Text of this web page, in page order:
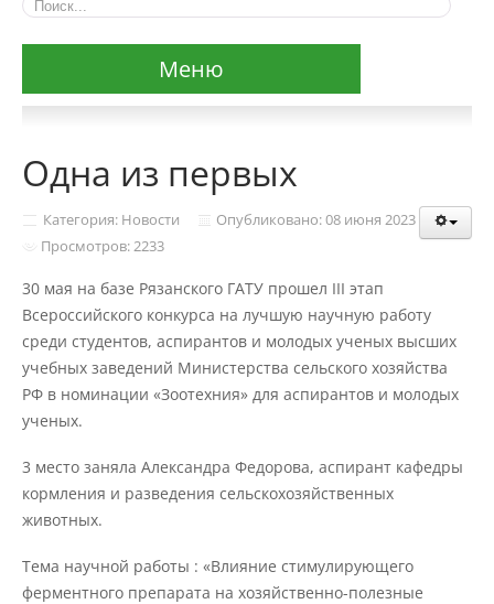
Меню
Основные сведения
Структура и органы управления
образовательной организацией
Документы
Образовательные стандарты и
требования
Образование
Руководство
Одна из первых
Категория: Новости
Опубликовано: 08 июня 2023
Просмотров: 2233
30 мая на базе Рязанского ГАТУ прошел III этап
Всероссийского конкурса на лучшую научную работу
среди студентов, аспирантов и молодых ученых высших
учебных заведений Министерства сельского хозяйства
РФ в номинации «Зоотехния» для аспирантов и молодых
ученых.
3 место заняла Александра Федорова, аспирант кафедры
кормления и разведения сельскохозяйственных
животных.
Тема научной работы : «Влияние стимулирующего
ферментного препарата на хозяйственно-полезные